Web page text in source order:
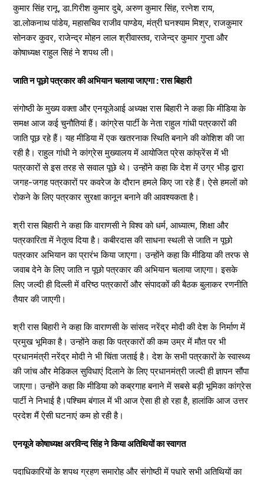
कुमार सिंह रानू, डा.गिरीश कुमार दुबे, अरुण कुमार सिंह, रत्नेश राय,
डा.लोकनाथ पांडेय, महासचिव राजीव पाण्डेय, मंत्री घनश्याम मिश्र, राजकुमार
सोनकर कुवर, राजेन्द्र मोहन लाल श्रीवास्तव, राजेन्द्र कुमार गुप्ता और
कोषाध्यक्ष राहुल सिहं ने शपथ ली।
जाति न पूछो पत्रकार की अभियान चलाया जाएगा : रास बिहारी
संगोष्ठी के मुख्य वक्ता और एनयूजेआई अध्यक्ष रास बिहारी ने कहा कि मीडिया के
समक्ष आज कई चुनौतियां हैं। कांग्रेस पार्टी के नेता राहुल गांधी पत्रकारों की
जाति पूछ रहे हैं। यह मीडिया में एक खतरनाक स्थिति बनाने की कोशिश की जा
रही है। राहुल गांधी ने कांग्रेस मुख्यालय में आयोजित प्रेस कांफ्रेंस में भी
पत्रकारों से इस तरह से सवाल पूछे थे। उन्होंने कहा कि देश में उग्र भीड़ द्वारा
जगह-जगह पत्रकारों पर कवरेज के दौरान हमले किए जा रहे हैं। ऐसे हमलों को
रोकने के लिए पत्रकार सुरक्षा कानून बनाने की आवश्यकता है।
श्री रास बिहारी ने कहा कि वाराणसी ने विश्व को धर्म, आध्यात्म, शिक्षा और
पत्रकारिता में नेतृत्व दिया है। कबीरदास की साधना स्थली से जाति न पूछो
पत्रकार अभियान का प्रारंभ किया जाएगा। उन्होंने कहा कि मीडिया की तरफ से
जवाब देने के लिए जाति न पूछो पत्रकार की अभियान चलाया जाएगा। इसके
लिए जल्दी ही दिल्ली में वरिष्ठ पत्रकारों और संपादकों की बैठक बुलाकर रणनीति
तैयार की जाएगी।
श्री रास बिहारी ने कहा कि वाराणसी के सांसद नरेंद्र मोदी की देश के निर्माण में
प्रमुख भूमिका है। उन्होंने कहा कि पत्रकारों की कम उम्र में मौत पर भी
प्रधानमंत्री नरेंद्र मोदी ने भी चिंता जताई है। देश के सभी पत्रकारों के स्वास्थ्य
की जांच और मेडिकल सुविधाएं दिलाने के लिए प्रधानमंत्री जल्दी ही ज्ञापन सौंपा
जाएगा। उन्होंने कहा कि मीडिया को कब्रगाह बनाने में सबसे बड़ी भूमिका कांग्रेस
पार्टी ने निभाई है।पश्चिम बंगाल में भी आज ऐसा ही हो रहा है, हालांकि आज उत्तर
प्रदेश मैं ऐसी घटनाएं कम हो रही है।
एनयूजे कोषाध्यक्ष अरविन्द सिंह ने किया अतिथियों का स्वागत
पदाधिकारियों के शपथ ग्रहण समारोह और संगोष्ठी में पधारे सभी अतिथियों का